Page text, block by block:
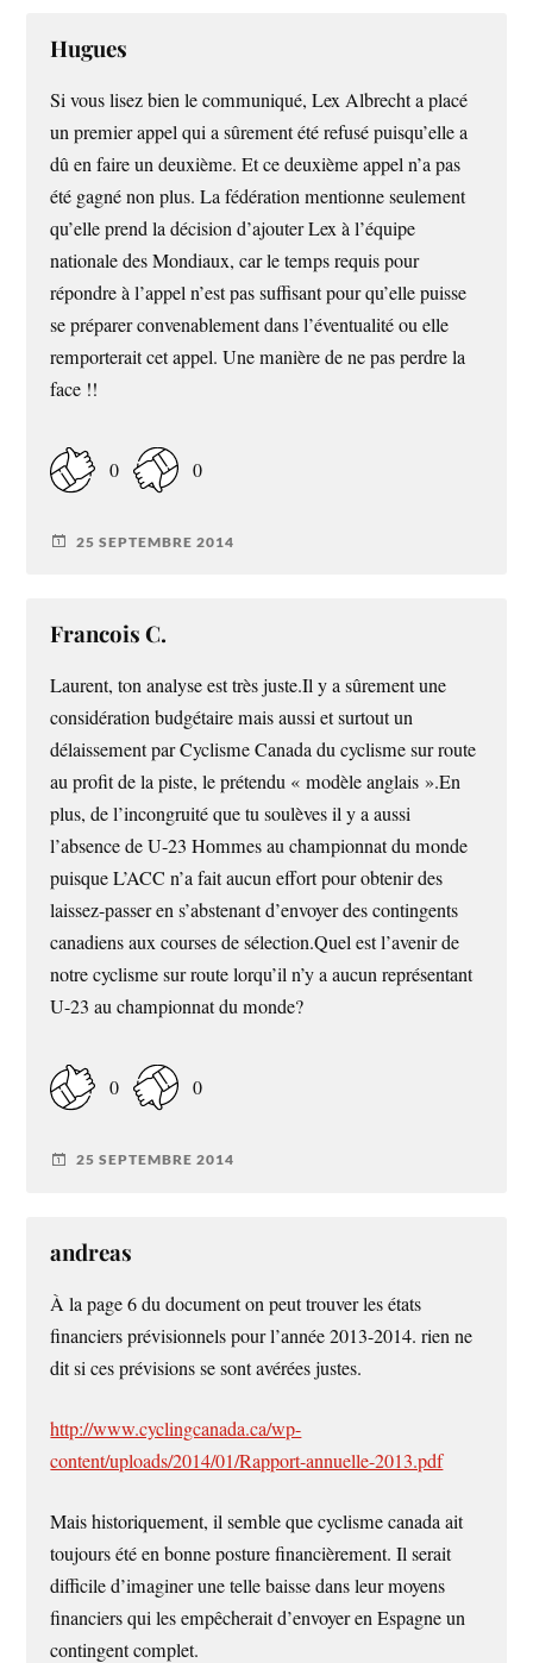
Hugues
Si vous lisez bien le communiqué, Lex Albrecht a placé
un premier appel qui a sûrement été refusé puisqu’elle a
dû en faire un deuxième. Et ce deuxième appel n’a pas
été gagné non plus. La fédération mentionne seulement
qu’elle prend la décision d’ajouter Lex à l’équipe
nationale des Mondiaux, car le temps requis pour
répondre à l’appel n’est pas suffisant pour qu’elle puisse
se préparer convenablement dans l’éventualité ou elle
remporterait cet appel. Une manière de ne pas perdre la
face !!
0 0
25 SEPTEMBRE 2014
Francois C.
Laurent, ton analyse est très juste.Il y a sûrement une
considération budgétaire mais aussi et surtout un
délaissement par Cyclisme Canada du cyclisme sur route
au profit de la piste, le prétendu « modèle anglais ».En
plus, de l’incongruité que tu soulèves il y a aussi
l’absence de U-23 Hommes au championnat du monde
puisque L’ACC n’a fait aucun effort pour obtenir des
laissez-passer en s’abstenant d’envoyer des contingents
canadiens aux courses de sélection.Quel est l’avenir de
notre cyclisme sur route lorqu’il n’y a aucun représentant
U-23 au championnat du monde?
0 0
25 SEPTEMBRE 2014
andreas
À la page 6 du document on peut trouver les états
financiers prévisionnels pour l’année 2013-2014. rien ne
dit si ces prévisions se sont avérées justes.
http://www.cyclingcanada.ca/wp-
content/uploads/2014/01/Rapport-annuelle-2013.pdf
Mais historiquement, il semble que cyclisme canada ait
toujours été en bonne posture financièrement. Il serait
difficile d’imaginer une telle baisse dans leur moyens
financiers qui les empêcherait d’envoyer en Espagne un
contingent complet.